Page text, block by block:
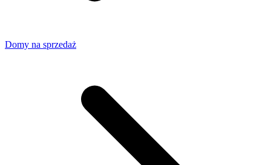
Domy na sprzedaż